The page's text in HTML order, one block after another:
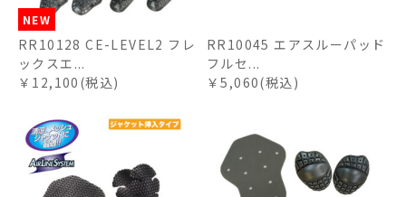
NEW
RR10128 CE-LEVEL2 フレ
ックスエ...
￥12,100(税込)
RR10045 エアスルーパッド
フルセ...
￥5,060(税込)